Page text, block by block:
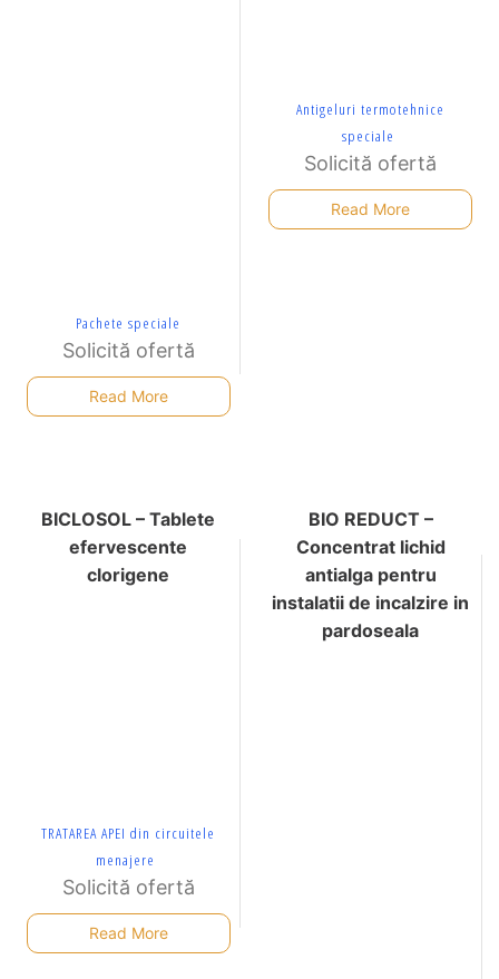
Pachete speciale
Solicită ofertă
Read More
Antigeluri termotehnice
speciale
Solicită ofertă
Read More
BICLOSOL – Tablete
efervescente
clorigene
TRATAREA APEI din circuitele
menajere
Solicită ofertă
Read More
BIO REDUCT –
Concentrat lichid
antialga pentru
instalatii de incalzire in
pardoseala